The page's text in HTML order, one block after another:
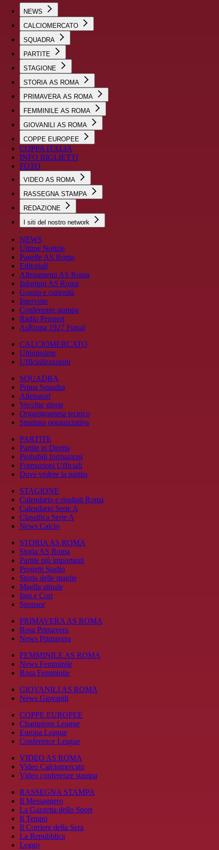
NEWS
CALCIOMERCATO
SQUADRA
PARTITE
STAGIONE
STORIA AS ROMA
PRIMAVERA AS ROMA
FEMMINILE AS ROMA
GIOVANILI AS ROMA
COPPE EUROPEE
COPPA ITALIA
INFO BIGLIETTI
FOTO
VIDEO AS ROMA
RASSEGNA STAMPA
REDAZIONE
I siti del nostro network
NEWS
Ultime Notizie
Pagelle AS Roma
Editoriali
Allenamenti AS Roma
Infortuni AS Roma
Gossip e curiosità
Interviste
Conferenze stampa
Radio Pensieri
AsRoma 1927 Futsal
CALCIOMERCATO
Ultimissime
Ufficializzazioni
SQUADRA
Prima Squadra
Allenatori
Vecchie glorie
Organigramma tecnico
Struttura organizzativa
PARTITE
Partite in Diretta
Probabili formazioni
Formazioni Ufficiali
Dove vedere la partita
STAGIONE
Calendario e risultati Roma
Calendario Serie A
Classifica Serie A
News Calcio
STORIA AS ROMA
Storia AS Roma
Partite più importanti
Progetti Stadio
Storia delle maglie
Maglia attuale
Inni e Cori
Sponsor
PRIMAVERA AS ROMA
Rosa Primavera
News Primavera
FEMMINILE AS ROMA
News Femminile
Rosa Femminile
GIOVANILI AS ROMA
News Giovanili
COPPE EUROPEE
Champions League
Europa League
Conference League
VIDEO AS ROMA
Video Calciomercato
Video conferenze stampa
RASSEGNA STAMPA
Il Messaggero
La Gazzetta dello Sport
Il Tempo
Il Corriere della Sera
La Repubblica
Leggo